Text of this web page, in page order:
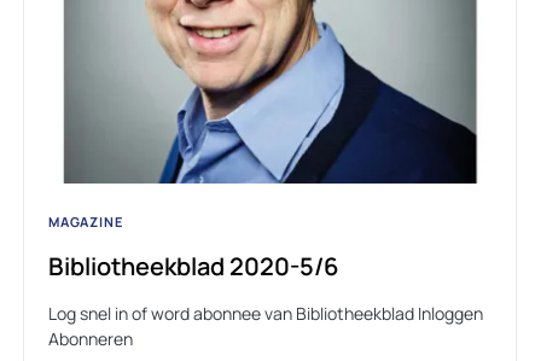
MAGAZINE
Bibliotheekblad 2020-5/6
Log snel in of word abonnee van Bibliotheekblad Inloggen
Abonneren